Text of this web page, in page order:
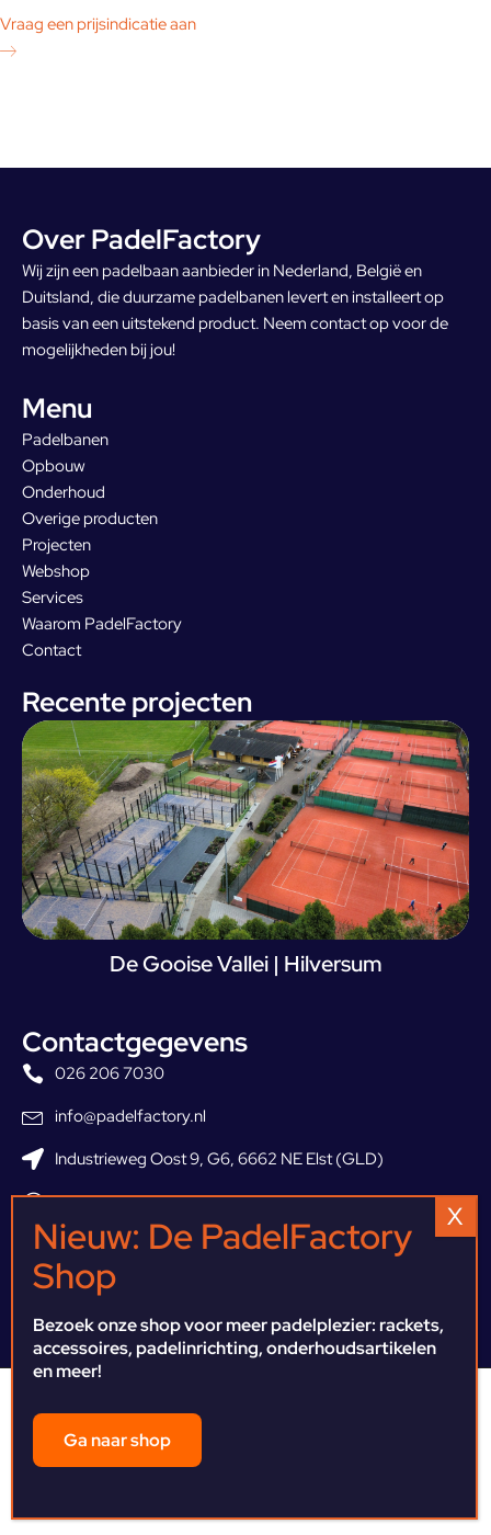
Vraag een prijsindicatie aan
Over PadelFactory
Wij zijn een padelbaan aanbieder in Nederland, België en
Duitsland, die duurzame padelbanen levert en installeert op
basis van een uitstekend product. Neem contact op voor de
mogelijkheden bij jou!
Menu
Padelbanen
Opbouw
Onderhoud
Overige producten
Projecten
Webshop
Services
Waarom PadelFactory
Contact
Recente projecten
De Gooise Vallei | Hilversum
Contactgegevens
026 206 7030
info@padelfactory.nl
Industrieweg Oost 9, G6, 6662 NE Elst (GLD)
ma t/m vr 09:00 - 19:00
Za 09:00 - 13:00
Zo gesloten
Algemene voorwaarden
Bezoek onze shop voor meer padelplezier: rackets,
accessoires, padelinrichting, onderhoudsartikelen
en meer!
Ga naar shop
bieden.
Je kunt meer te weten komen over welke cookies we gebruiken of
ze uitschakelen in
settings